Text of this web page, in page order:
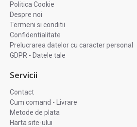
Politica Cookie
Despre noi
Termeni si conditii
Confidentialitate
Prelucrarea datelor cu caracter personal
GDPR - Datele tale
Servicii
Contact
Cum comand - Livrare
Metode de plata
Harta site-ului